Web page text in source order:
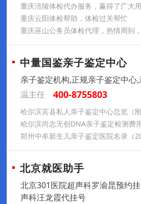
重庆涪陵体检代办服务，赢得了广大
重庆云阳体检帮助，体检过关帮忙
重庆巫山公务员体检代理，热情周到
中量国鉴亲子鉴定中心
亲子鉴定机构,正规亲子鉴定中心
温主任
400-8755803
郑州中牟新生儿亲子鉴定医院名录（
北京就医助手
北京301医院超声科罗渝昆预约
声科汪龙霞代挂号